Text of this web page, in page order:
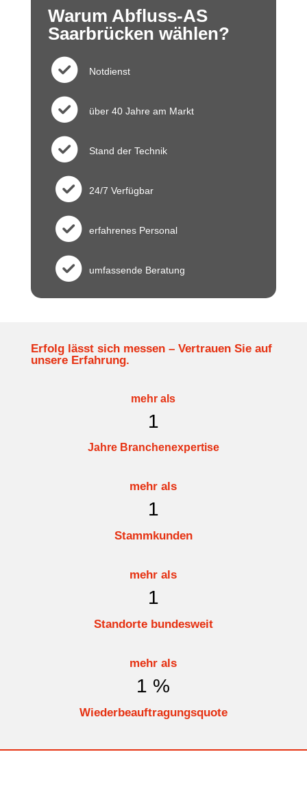
Warum Abfluss-AS
Saarbrücken wählen?
c
h
e
ck
ci
rc
le
o
Notdienst
c
h
e
ck
ci
rc
le
ic
über 40 Jahre am Markt
c
h
e
ck
rc
Stand der Technik
c
h
e
ci
24/7 Verfügbar
c
h
ck
erfahrenes Personal
c
h
e
umfassende Beratung
Erfolg lässt sich messen – Vertrauen Sie auf
unsere Erfahrung.
mehr als
1
Jahre Branchenexpertise
mehr als
1
Stammkunden
mehr als
1
Standorte bundesweit
mehr als
1 %
Wiederbeauftragungsquote